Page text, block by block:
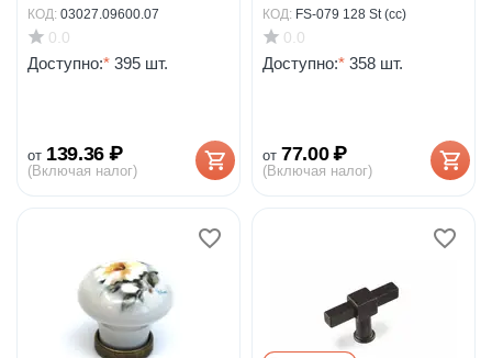
КОД: 03027.09600.07
0.0
Доступно:* 395 шт.
от 139.36 ₽
(Включая налог)
КОД: FS-079 128 St (сс)
0.0
Доступно:* 358 шт.
от 77.00 ₽
(Включая налог)